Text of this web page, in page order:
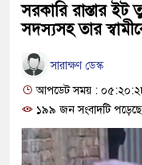
সরকারি রাস্তার
সদস্যসহ তার
সারাক্ষণ ডেস্ক
আপডেট সময় : ০৫:২০:২৮
১৯৯ জন সংবাদটি